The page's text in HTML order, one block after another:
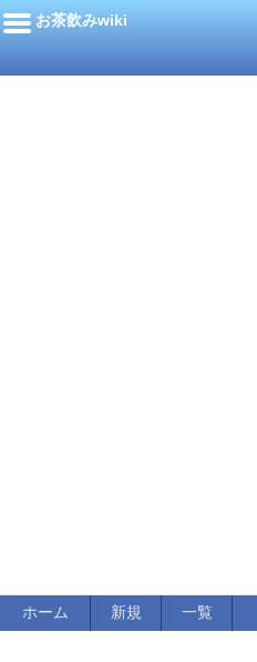
お茶飲みwiki
ホーム 新規 一覧